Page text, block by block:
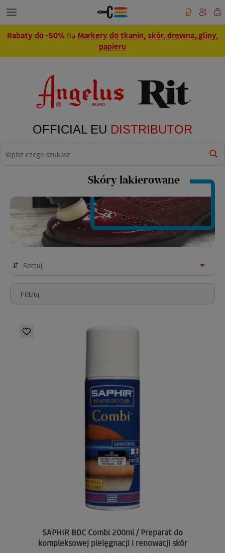
Rabaty do -50% na Markery do tkanin, skór, drewna, gliny,
papieru
OFFICIAL EU DISTRIBUTOR
Skóry lakierowane
Sortuj
Filtruj
SAPHIR BDC Combi 200ml / Preparat do
kompleksowej pielęgnacji i renowacji skór